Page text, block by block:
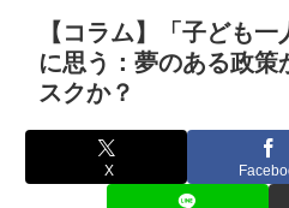
【コラム】「子ども一
に思う：夢のある政策
スクか？
X